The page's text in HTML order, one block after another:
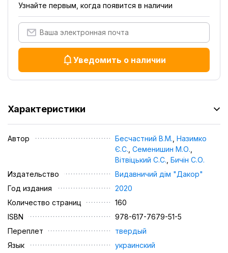
Узнайте первым, когда появится в наличии
Уведомить о наличии
Характеристики
Автор Бесчастний В.М. Назимко
Є.С. Семенишин М.О.
Вітвіцький С.С. Бичін С.О.
Издательство
Видавничий дім "Дакор"
Год издания
2020
Количество страниц
160
ISBN
978-617-7679-51-5
Переплет
твердый
Язык
украинский